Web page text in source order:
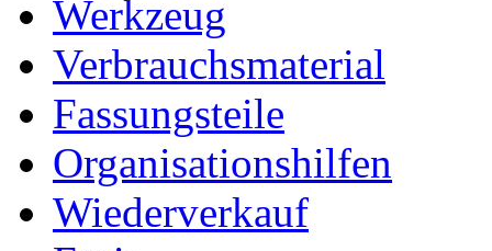
Werkzeug
Verbrauchsmaterial
Fassungsteile
Organisationshilfen
Wiederverkauf